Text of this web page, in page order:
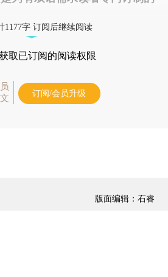
1177字 订阅后继续阅读
取已订阅的阅读权限
订阅/会员升级
版面编辑：石睿